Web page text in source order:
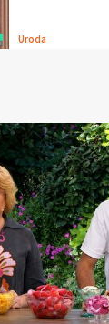
Uroda